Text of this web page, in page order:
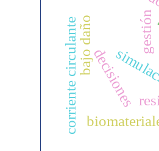
gestión
decisiones
bajo daño
corriente circulante